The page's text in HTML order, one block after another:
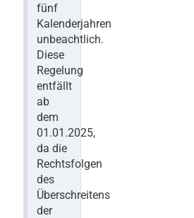
fünf
Kalenderjahren
unbeachtlich.
Diese
Regelung
entfällt
ab
dem
01.01.2025,
da die
Rechtsfolgen
des
Überschreitens
der